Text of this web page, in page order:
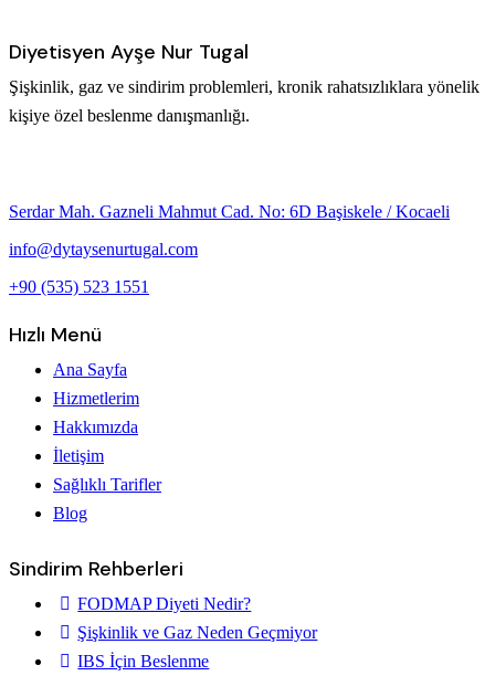
Diyetisyen Ayşe Nur Tugal
Şişkinlik, gaz ve sindirim problemleri, kronik rahatsızlıklara yönelik
kişiye özel beslenme danışmanlığı.
Serdar Mah. Gazneli Mahmut Cad. No: 6D Başiskele / Kocaeli
info@dytaysenurtugal.com
+90 (535) 523 1551
Hızlı Menü
Ana Sayfa
Hizmetlerim
Hakkımızda
İletişim
Sağlıklı Tarifler
Blog
Sindirim Rehberleri
FODMAP Diyeti Nedir?
Şişkinlik ve Gaz Neden Geçmiyor
IBS İçin Beslenme